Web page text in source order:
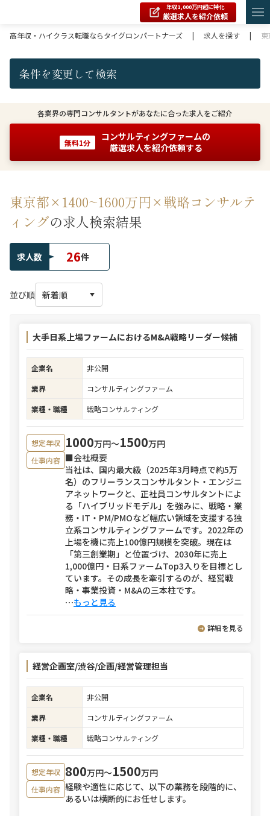
年収1,000万円超に特化
厳選求人を紹介依頼
高年収・ハイクラス転職ならタイグロンパートナーズ
| 求人を探す |
条件を変更して検索
各業界の専門コンサルタントがあなたに合った求人をご紹介
無料1分
コンサルティングファームの
厳選求人を紹介依頼する
東京都×1400~1600万円×戦略コンサルテ
ィングの求人検索結果
求人数 26件
並び順
大手日系上場ファームにおけるM&A戦略リーダー候補
企業名
非公開
業界
コンサルティングファーム
業種・職種
戦略コンサルティング
想定年収 1000万円〜1500万円
仕事内容 ■会社概要
当社は、国内最大級（2025年3月時点で約5万
名）のフリーランスコンサルタント・エンジニ
アネットワークと、正社員コンサルタントによ
る「ハイブリッドモデル」を強みに、戦略・業
務・IT・PM/PMOなど幅広い領域を支援する独
立系コンサルティングファームです。2022年の
上場を機に売上100億円規模を突破。現在は
「第三創業期」と位置づけ、2030年に売上
1,000億円・日系ファームTop3入りを目標とし
ています。その成長を牽引するのが、経営戦
略・事業投資・M&Aの三本柱です。
⋯もっと見る
詳細を見る
経営企画室/渋谷/企画/経営管理担当
企業名
非公開
業界
コンサルティングファーム
業種・職種
戦略コンサルティング
想定年収 800万円〜1500万円
仕事内容 経験や適性に応じて、以下の業務を段階的に、
あるいは横断的にお任せします。